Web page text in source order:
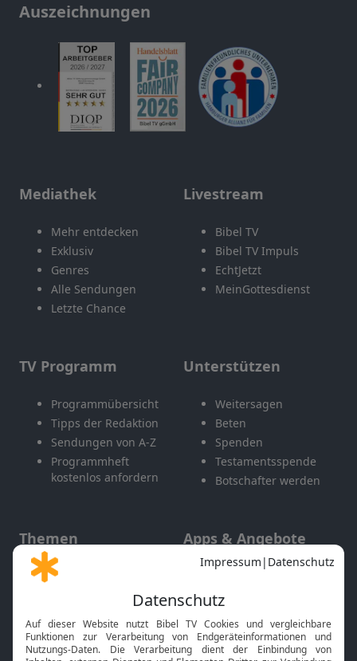
Auszeichnungen
Mediathek
Mehr entdecken
Exklusiv
Genres
Alle Sendungen
Letzte Chance
Livestream
Bibel TV
Bibel TV Impuls
EchtJetzt
MeinGottesdienst
TV Programm
Programmübersicht
Tipps der Redaktion
Sendungen von A-Z
Programmheft
kostenlos anfordern
Unterstützen
Weitersagen
Beten
Spenden
Testamentsspende
Botschafter werden
Themen
Gott und Bibel erklärt
Neuigkeiten
Apps & Angebote
Mobile App
Smart TV
HbbTV